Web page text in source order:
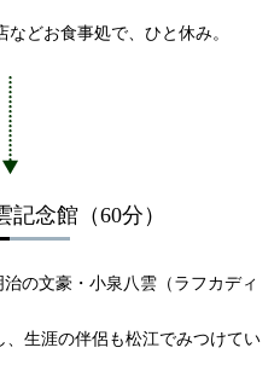
どお食事処で、ひと休み。
記念館（60分）
の文豪・小泉八雲（ラフカディ
生涯の伴侶も松江でみつけてい